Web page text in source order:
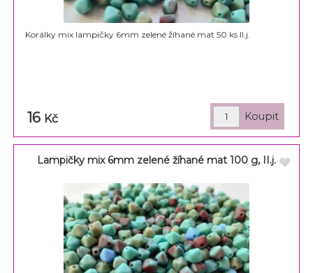
Korálky mix lampičky 6mm zelené žíhané mat 50 ks II.j.
16 Kč
Lampičky mix 6mm zelené žíhané mat 100 g, II.j.